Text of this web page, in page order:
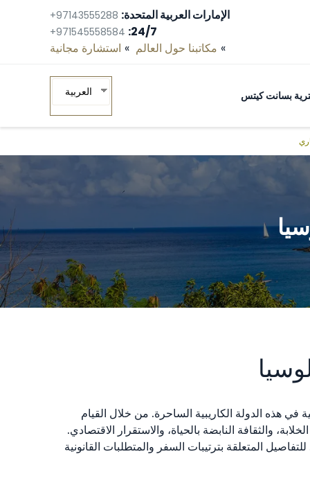
الإمارات العربية المتحدة: +97143555288
24/7:
+971545558584
مكاتبنا حول العالم استشارة مجانية‎
بسانت كيتس العربية
هذه الدولة الكاريبية الساحرة. من خلال القيام
والثقافة النابضة بالحياة، والاستقرار الاقتصادي.
للتفاصيل المتعلقة بترتيبات السفر والمتطلبات القانونية